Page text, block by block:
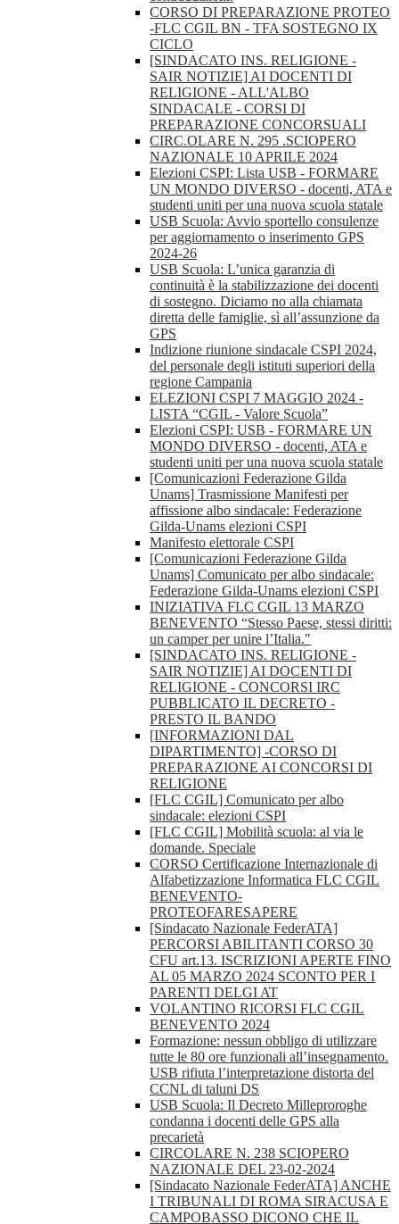
CORSO DI PREPARAZIONE PROTEO
-FLC CGIL BN - TFA SOSTEGNO IX
CICLO
[SINDACATO INS. RELIGIONE -
SAIR NOTIZIE] AI DOCENTI DI
RELIGIONE - ALL'ALBO
SINDACALE - CORSI DI
PREPARAZIONE CONCORSUALI
CIRC.OLARE N. 295 .SCIOPERO
NAZIONALE 10 APRILE 2024
Elezioni CSPI: Lista USB - FORMARE
UN MONDO DIVERSO - docenti, ATA e
studenti uniti per una nuova scuola statale
USB Scuola: Avvio sportello consulenze
per aggiornamento o inserimento GPS
2024-26
USB Scuola: L’unica garanzia di
continuità è la stabilizzazione dei docenti
di sostegno. Diciamo no alla chiamata
diretta delle famiglie, sì all’assunzione da
GPS
Indizione riunione sindacale CSPI 2024,
del personale degli istituti superiori della
regione Campania
ELEZIONI CSPI 7 MAGGIO 2024 -
LISTA “CGIL - Valore Scuola”
Elezioni CSPI: USB - FORMARE UN
MONDO DIVERSO - docenti, ATA e
studenti uniti per una nuova scuola statale
[Comunicazioni Federazione Gilda
Unams] Trasmissione Manifesti per
affissione albo sindacale: Federazione
Gilda-Unams elezioni CSPI
Manifesto elettorale CSPI
[Comunicazioni Federazione Gilda
Unams] Comunicato per albo sindacale:
Federazione Gilda-Unams elezioni CSPI
INIZIATIVA FLC CGIL 13 MARZO
BENEVENTO “Stesso Paese, stessi diritti:
un camper per unire l’Italia."
[SINDACATO INS. RELIGIONE -
SAIR NOTIZIE] AI DOCENTI DI
RELIGIONE - CONCORSI IRC
PUBBLICATO IL DECRETO -
PRESTO IL BANDO
[INFORMAZIONI DAL
DIPARTIMENTO] -CORSO DI
PREPARAZIONE AI CONCORSI DI
RELIGIONE
[FLC CGIL] Comunicato per albo
sindacale: elezioni CSPI
[FLC CGIL] Mobilità scuola: al via le
domande. Speciale
CORSO Certificazione Internazionale di
Alfabetizzazione Informatica FLC CGIL
BENEVENTO-
PROTEOFARESAPERE
[Sindacato Nazionale FederATA]
PERCORSI ABILITANTI CORSO 30
CFU art.13. ISCRIZIONI APERTE FINO
AL 05 MARZO 2024 SCONTO PER I
PARENTI DELGI AT
VOLANTINO RICORSI FLC CGIL
BENEVENTO 2024
Formazione: nessun obbligo di utilizzare
tutte le 80 ore funzionali all’insegnamento.
USB rifiuta l’interpretazione distorta del
CCNL di taluni DS
USB Scuola: Il Decreto Milleproroghe
condanna i docenti delle GPS alla
precarietà
CIRCOLARE N. 238 SCIOPERO
NAZIONALE DEL 23-02-2024
[Sindacato Nazionale FederATA] ANCHE
I TRIBUNALI DI ROMA SIRACUSA E
CAMPOBASSO DICONO CHE IL